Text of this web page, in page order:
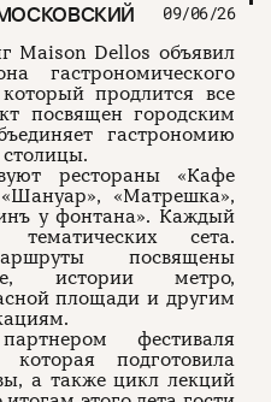
09/06/26
Maison Dellos объявил
гастрономического
продлится все
посвящен городским
гастрономию
рестораны «Кафе
«Матрешка»,
у фонтана». Каждый
сета.
посвящены
истории метро,
площади и другим
фестиваля
подготовила
а также цикл лекций